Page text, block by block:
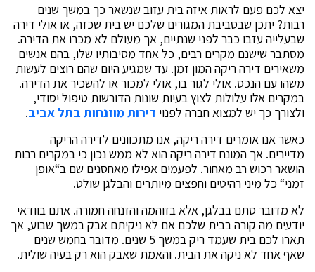
יצא לכם פעם לראות איזה בית עזוב שנשאר כך במשך שנים
רבות? יתכן שבסביבת המגורים שלכם יש בית שכזה, או אולי דירה
שבעלייה עזבו כבר לפני שנתיים, אך מעולם לא מכרו את הדירה.
מסתבר שישנם מקרים רבים, כל אחד מסיבותיו שלו, בהם אנשים
משאירים דירה ריקה המון זמן. עד שמגיע היום שהם רוצים לעשות
משהו עם הנכס. אולי לגור בו, אולי למכור או להשכיר את הדירה.
במקרים אלו עלולות לצוץ בעיות שונות הדורשות טיפול יסודי,
ולצורך כך יש למצוא חברה לפנוי דירות מוזנחות בתל אביב.
כאשר אנו אומרים דירה ריקה, אנו מתכוונים לדירה הריקה
מדיירים. אך המונח דירה ריקה הוא לא ממש נכון כי במקרים רבות
הושאר רכוש רב מאחור. לפעמים אפילו מאחסנים שם ב“אופן
זמני“ כל מיני רהיטים וחפצים מיותרים והבלגן שולט.
לא מדובר סתם בבלגן, אלא בזוהמה והזנחה חמורה. אתם בוודאי
יודעים מה קורה בבית שלכם אם לא ניקיתם אבק במשך שבוע, אך
תארו לכם בית שעמד ריק במשך 5 שנים. מדובר בחמש שנים
שאף אחד לא ניקה את הבית. והאמת שאבק הוא רק בעיה שולית.